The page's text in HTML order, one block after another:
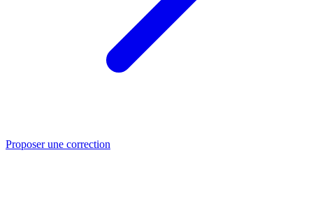
Proposer une correction